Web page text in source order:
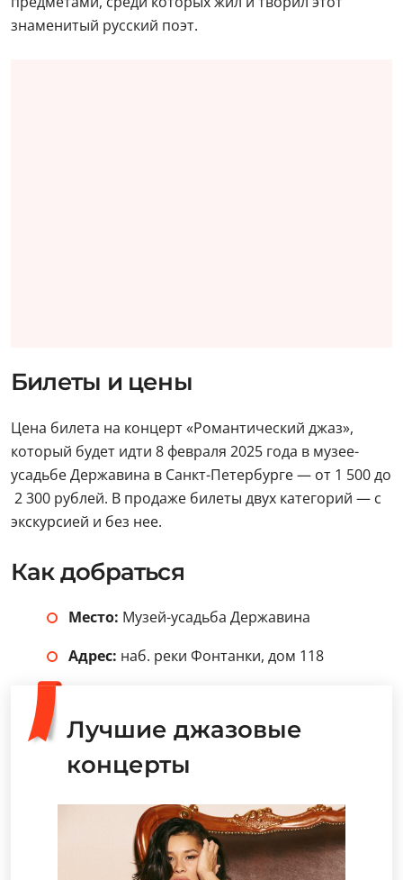
знаменитый русский поэт.
Билеты и цены
Цена билета на концерт «Романтический джаз»,
который будет идти 8 февраля 2025 года в музее-
усадьбе Державина в Санкт-Петербурге — от 1 500 до
2 300 рублей. В продаже билеты двух категорий — с
экскурсией и без нее.
Как добраться
Место: Музей-усадьба Державина
Адрес: наб. реки Фонтанки, дом 118
Лучшие джазовые
концерты